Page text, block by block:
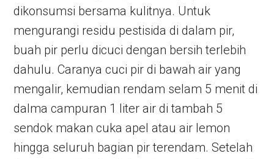
dikonsumsi bersama kulitnya. Untuk
mengurangi residu pestisida di dalam pir,
buah pir perlu dicuci dengan bersih terlebih
dahulu. Caranya cuci pir di bawah air yang
mengalir, kemudian rendam selam 5 menit di
dalma campuran 1 liter air di tambah 5
sendok makan cuka apel atau air lemon
hingga seluruh bagian pir terendam. Setelah